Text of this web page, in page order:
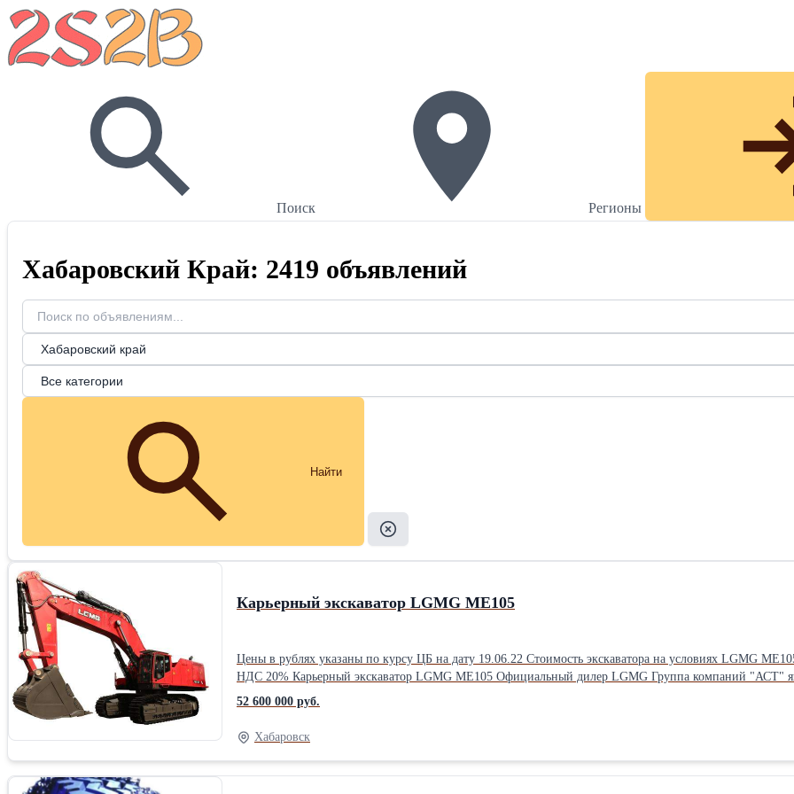
Поиск Регионы
Хабаровский Край: 2419 объявлений
Найти
Карьерный экскаватор LGMG ME105
Цены в рублях указаны по курсу ЦБ на дату 19.06.22 Стоимость экскаватора на условиях LGMG ME105 г. Владивосток, составит: 6 150 000 (52 600 000 рублей) юаней с
НДС 20% Карьерный экскаватор LGMG ME105 Официальный дилер LGMG Группа компаний "АСТ" является официальным дилером продукции SinoMe, одного из
лидеров в производстве горно-шахтной техники. ТЕХНИЧЕСКИЕ ХАРАКТЕРИСТИКИ - Рабочий вес, кг 102 000 - Объем ковша, м3 6,00 - Транспортные габариты, мм 13
700 × 4 510 × 5 200 - Среднее давление на грунт, кПа 127,4 - Максимальное тяговое усилие, кН 55 -
преодолеваемый уклон, о 35 - Максимальный радиус копания, мм 12 000 - Максимальная глубина копания,
Модель Perkins 2860c - Объем двигателя, л 18.1 - Тип Дизельный, 6-цилиндровый, с двойным
об/мин 570,5 / 778 при 1 800 ГИДРАВЛИЧЕСКАЯ СИСТЕМА - Главный насос Rexroth A11VO280+A4VG250 - Главный клапан Rexroth 8M8-32W - Номинальный расход
52 600 000 руб.
Хабаровск